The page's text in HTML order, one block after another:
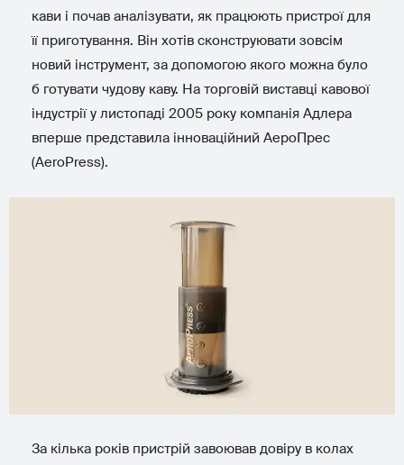
кави і почав аналізувати, як працюють пристрої для
її приготування. Він хотів сконструювати зовсім
новий інструмент, за допомогою якого можна було
б готувати чудову каву. На торговій виставці кавової
індустрії у листопаді 2005 року компанія Адлера
вперше представила інноваційний АероПрес
(AeroPress).
За кілька років пристрій завоював довіру в колах